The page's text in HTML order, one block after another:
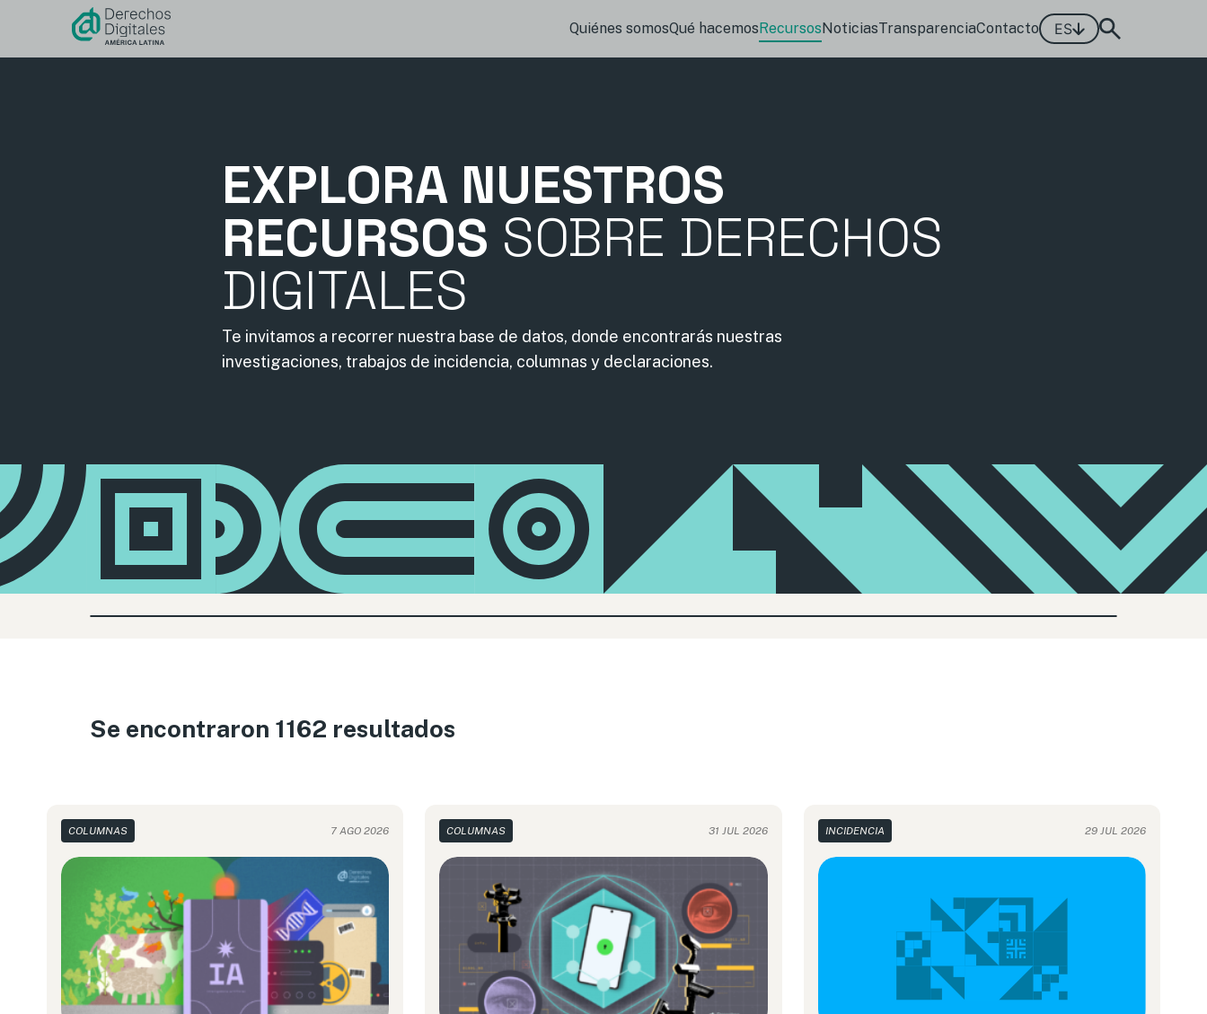
Quiénes somosQué hacemosRecursosNoticiasTransparenciaContacto ES
EXPLORA NUESTROS
RECURSOS SOBRE DERECHOS
DIGITALES
Te invitamos a recorrer nuestra base de datos, donde encontrarás nuestras
investigaciones, trabajos de incidencia, columnas y declaraciones.
Se encontraron 1162 resultados
COLUMNAS 7 AGO 2026 COLUMNAS 31 JUL 2026 INCIDENCIA 29 JUL 2026